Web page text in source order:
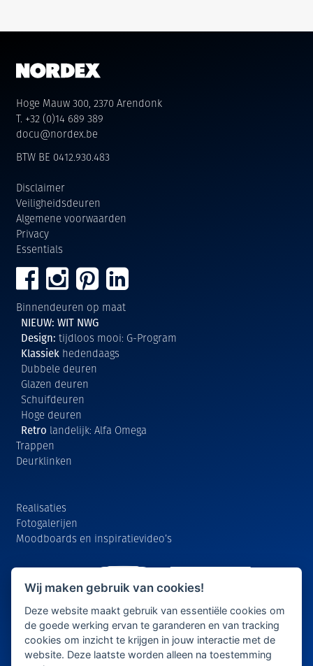
Hoge Mauw 300, 2370 Arendonk
T. +32 (0)14 689 389
docu@nordex.be
BTW BE 0412.930.483
Disclaimer
Veiligheidsdeuren
Algemene voorwaarden
Privacy
Essentials
Binnendeuren op maat
NIEUW: WIT NWG
Design: tijdloos mooi: G-Program
Klassiek hedendaags
Dubbele deuren
Glazen deuren
Schuifdeuren
Hoge deuren
Retro landelijk: Alfa Omega
Trappen
Deurklinken
Realisaties
Fotogalerijen
Moodboards en inspiratievideo’s
Wij maken gebruik van cookies!
Deze website maakt gebruik van essentiële cookies om
de goede werking ervan te garanderen en van tracking
cookies om inzicht te krijgen in jouw interactie met de
website. Deze laatste worden alleen na toestemming